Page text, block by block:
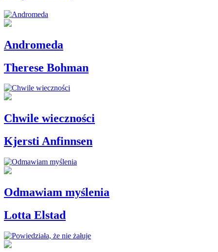
Andromeda
Therese Bohman
Chwile wieczności
Kjersti Anfinnsen
Odmawiam myślenia
Lotta Elstad